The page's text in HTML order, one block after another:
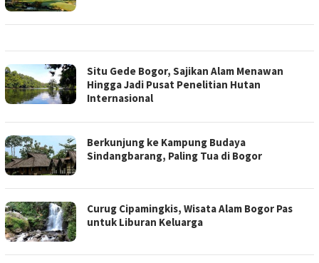
Situ Gede Bogor, Sajikan Alam Menawan
Hingga Jadi Pusat Penelitian Hutan
Internasional
Berkunjung ke Kampung Budaya
Sindangbarang, Paling Tua di Bogor
Curug Cipamingkis, Wisata Alam Bogor Pas
untuk Liburan Keluarga